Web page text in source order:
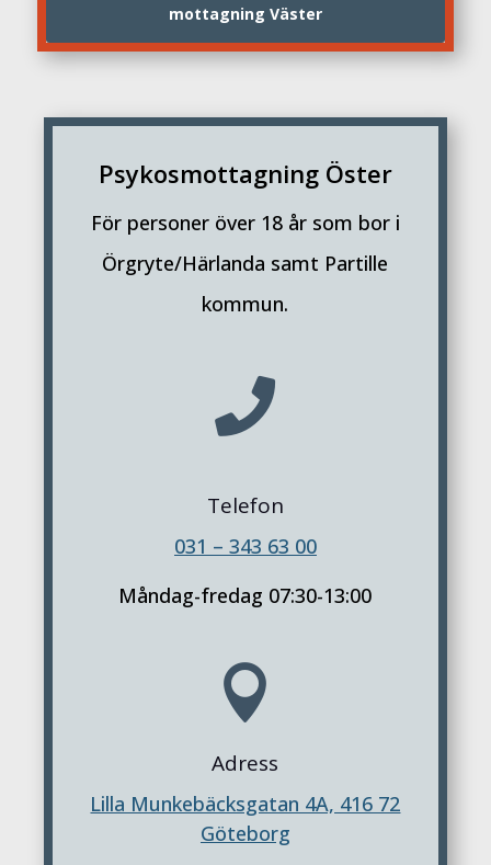
mottagning Väster
Psykosmottagning Öster
För personer över 18 år som bor i
Örgryte/Härlanda samt Partille
kommun.

Telefon
031 – 343 63 00
Måndag-fredag 07:30-13:00

Adress
Lilla Munkebäcksgatan 4A, 416 72
Göteborg